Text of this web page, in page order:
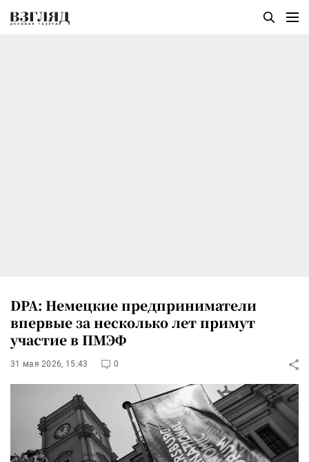
DPA: Немецкие предприниматели
впервые за несколько лет примут
участие в ПМЭФ
31 мая 2026, 15:43 0